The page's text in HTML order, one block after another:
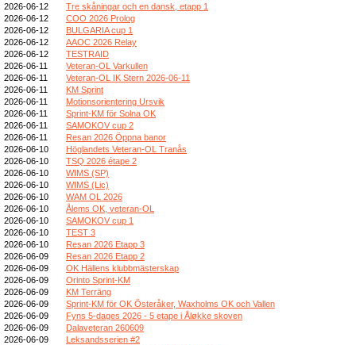
2026-06-12
Tre skåningar och en dansk, etapp 1
2026-06-12
COO 2026 Prolog
2026-06-12
BULGARIA cup 1
2026-06-12
AAOC 2026 Relay
2026-06-12
TESTRAID
2026-06-11
Veteran-OL Varkullen
2026-06-11
Veteran-OL IK Stern 2026-06-11
2026-06-11
KM Sprint
2026-06-11
Motionsorientering Ursvik
2026-06-11
Sprint-KM för Solna OK
2026-06-11
SAMOKOV cup 2
2026-06-11
Resan 2026 Öppna banor
2026-06-10
Höglandets Veteran-OL Tranås
2026-06-10
TSQ 2026 étape 2
2026-06-10
WIMS (SP)
2026-06-10
WIMS (Lic)
2026-06-10
WAM OL 2026
2026-06-10
Ålems OK, veteran-OL
2026-06-10
SAMOKOV cup 1
2026-06-10
TEST 3
2026-06-10
Resan 2026 Etapp 3
2026-06-09
Resan 2026 Etapp 2
2026-06-09
OK Hällens klubbmästerskap
2026-06-09
Orinto Sprint-KM
2026-06-09
KM Terräng
2026-06-09
Sprint-KM för OK Österåker, Waxholms OK och Vallen
2026-06-09
Fyns 5-dages 2026 - 5 etape i Åløkke skoven
2026-06-09
Dalaveteran 260609
2026-06-09
Leksandsserien #2